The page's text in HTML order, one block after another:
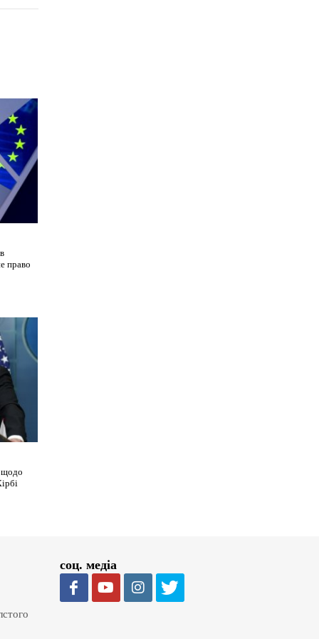
право
щодо
соц. медіа